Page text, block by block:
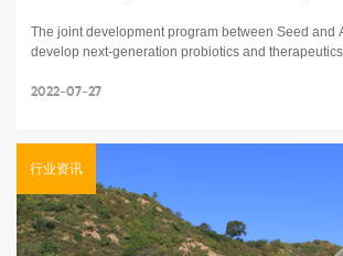
The joint development program between Seed and
develop next-generation probiotics and therapeutics
being.
2022-07-27
行业资讯